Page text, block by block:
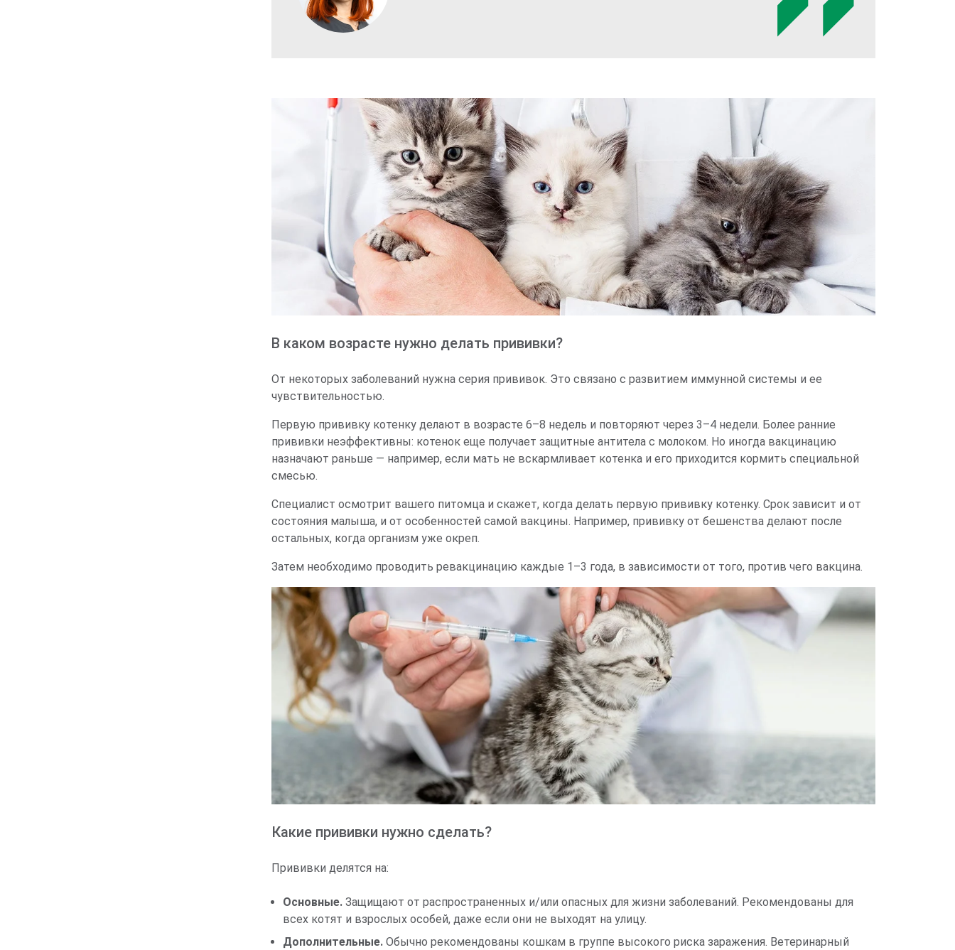
В каком возрасте нужно делать прививки?
От некоторых заболеваний нужна серия прививок. Это связано с развитием иммунной системы и ее
чувствительностью.
Первую прививку котенку делают в возрасте 6–8 недель и повторяют через 3–4 недели. Более ранние
прививки неэффективны: котенок еще получает защитные антитела с молоком. Но иногда вакцинацию
назначают раньше — например, если мать не вскармливает котенка и его приходится кормить специальной
смесью.
Специалист осмотрит вашего питомца и скажет, когда делать первую прививку котенку. Срок зависит и от
состояния малыша, и от особенностей самой вакцины. Например, прививку от бешенства делают после
остальных, когда организм уже окреп.
Затем необходимо проводить ревакцинацию каждые 1–3 года, в зависимости от того, против чего вакцина.
Какие прививки нужно сделать?
Прививки делятся на:
Основные. Защищают от распространенных и/или опасных для жизни заболеваний. Рекомендованы для
всех котят и взрослых особей, даже если они не выходят на улицу.
Дополнительные. Обычно рекомендованы кошкам в группе высокого риска заражения. Ветеринарный